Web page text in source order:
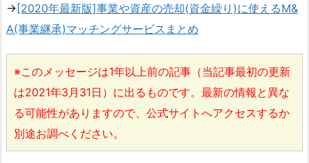
→ [2020年最新版]事業や資産の売却(資金繰り)に使えるM&
A(事業継承)マッチングサービスまとめ
※このメッセージは1年以上前の記事（当記事最初の更新
は2021年3月31日）に出るものです。最新の情報と異な
る可能性がありますので、公式サイトへアクセスするか
別途お調べください。